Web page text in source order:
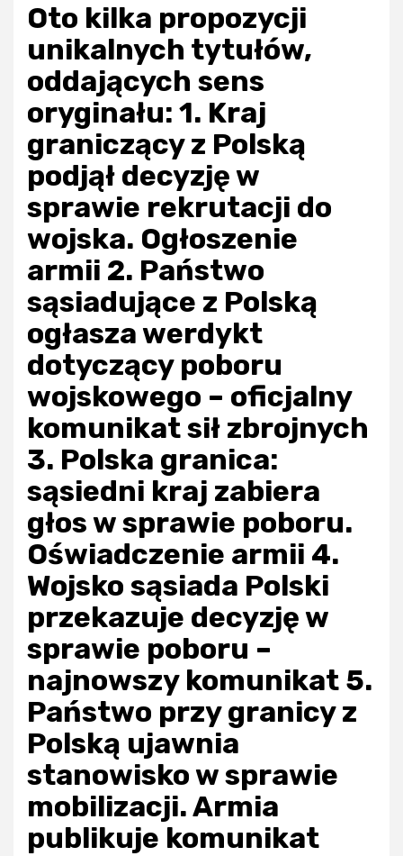
Oto kilka propozycji
unikalnych tytułów,
oddających sens
oryginału: 1. Kraj
graniczący z Polską
podjął decyzję w
sprawie rekrutacji do
wojska. Ogłoszenie
armii 2. Państwo
sąsiadujące z Polską
ogłasza werdykt
dotyczący poboru
wojskowego – oficjalny
komunikat sił zbrojnych
3. Polska granica:
sąsiedni kraj zabiera
głos w sprawie poboru.
Oświadczenie armii 4.
Wojsko sąsiada Polski
przekazuje decyzję w
sprawie poboru –
najnowszy komunikat 5.
Państwo przy granicy z
Polską ujawnia
stanowisko w sprawie
mobilizacji. Armia
publikuje komunikat